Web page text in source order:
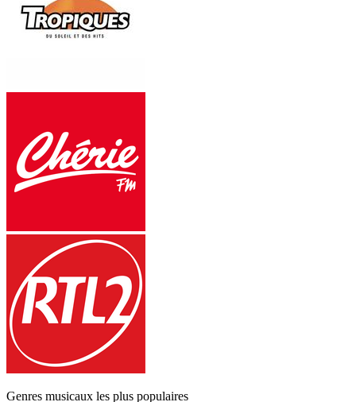
Genres musicaux les plus populaires